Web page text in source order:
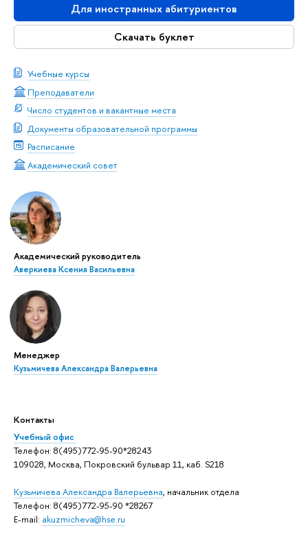
Для иностранных абитуриентов
Скачать буклет
Учебные курсы
Преподаватели
Число студентов и вакантные места
Документы образовательной программы
Расписание
Академический совет
Академический руководитель
Аверкиева Ксения Васильевна
Менеджер
Кузьмичева Александра Валерьевна
Контакты
Учебный офис
Телефон: 8(495)772-95-90*28243
109028, Москва, Покровский бульвар 11, каб. S218
Кузьмичева Александра Валерьевна, начальник отдела
Телефон: 8(495)772-95-90 *28267
E-mail: akuzmicheva@hse.ru